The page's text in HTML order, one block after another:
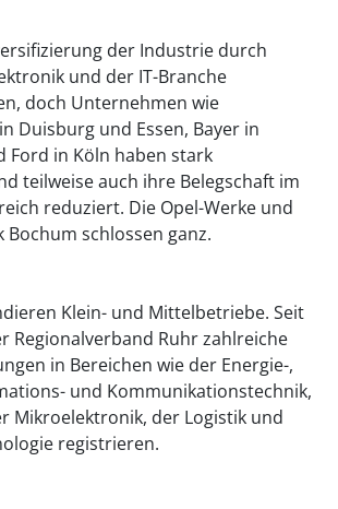
der Industrie durch
und der IT-Branche
doch Unternehmen wie
Duisburg und Essen, Bayer in
Ford in Köln haben stark
teilweise auch ihre Belegschaft im
reduziert. Die Opel-Werke und
Bochum schlossen ganz.
Klein- und Mittelbetriebe. Seit
Regionalverband Ruhr zahlreiche
in Bereichen wie der Energie-,
und Kommunikationstechnik,
Mikroelektronik, der Logistik und
registrieren.